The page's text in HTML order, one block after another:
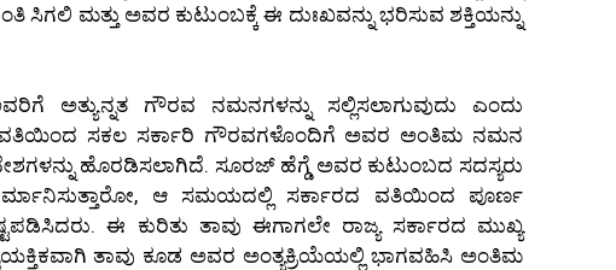
ಸಿಗಲಿ ಮತ್ತು ಅವರ ಕುಟುಂಬಕ್ಕೆ ಈ ದುಃಖವನ್ನು ಭರಿಸುವ ಶಕ್ತಿಯನ್ನು
ಅತ್ಯುನ್ನತ ಗೌರವ ನಮನಗಳನ್ನು ಸಲ್ಲಿಸಲಾಗುವುದು ಎಂದು
ವತಿಯಿಂದ ಸಕಲ ಸರ್ಕಾರಿ ಗೌರವಗಳೊಂದಿಗೆ ಅವರ ಅಂತಿಮ ನಮನ
ಹೊರಡಿಸಲಾಗಿದೆ. ಸೂರಜ್ ಹೆಗ್ಡೆ ಅವರ ಕುಟುಂಬದ ಸದಸ್ಯರು
ಆ ಸಮಯದಲ್ಲಿ ಸರ್ಕಾರದ ವತಿಯಿಂದ ಪೂರ್ಣ
ಈ ಕುರಿತು ತಾವು ಈಗಾಗಲೇ ರಾಜ್ಯ ಸರ್ಕಾರದ ಮುಖ್ಯ
ತಾವು ಕೂಡ ಅವರ ಅಂತ್ಯಕ್ರಿಯೆಯಲ್ಲಿ ಭಾಗವಹಿಸಿ ಅಂತಿಮ